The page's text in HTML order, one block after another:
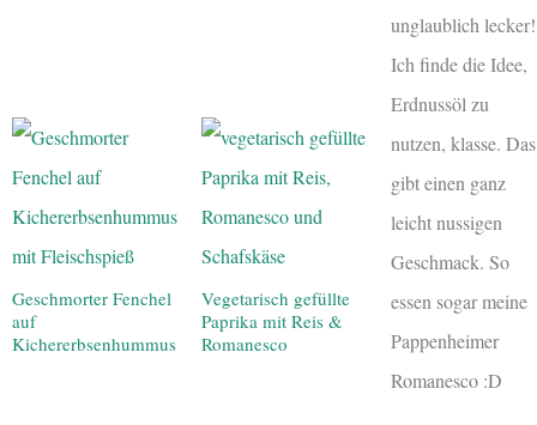
Geschmorter Fenchel
auf
Kichererbsenhummus
Vegetarisch gefüllte
Paprika mit Reis &
Romanesco
unglaublich lecker!
Ich finde die Idee,
Erdnussöl zu
nutzen, klasse. Das
gibt einen ganz
leicht nussigen
Geschmack. So
essen sogar meine
Pappenheimer
Romanesco :D